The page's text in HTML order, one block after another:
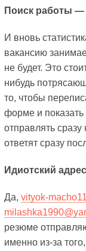
Поиск работы —
И вновь
вакансию
не будет. Это
нибудь
то, чтобы
форме и показать
отправлять
ответят сразу
Идиотский
Да, vityok-
резюме
именно из-за